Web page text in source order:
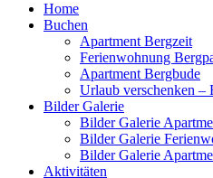
Home
Buchen
Apartment Bergzeit
Ferienwohnung
Apartment Bergbude
Urlaub verschenken –
Bilder Galerie
Bilder Galerie
Bilder Galerie
Bilder Galerie
Aktivitäten